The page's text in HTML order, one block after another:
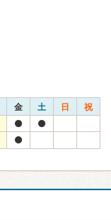
金 土 日 祝